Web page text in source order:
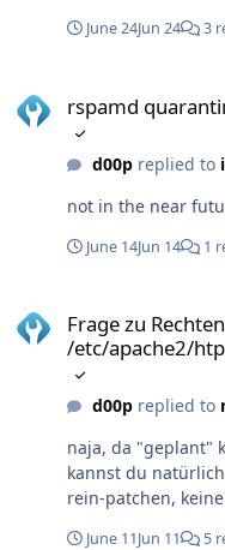
June 24Jun 24 3
rspamd
d00preplied to
not in the near
June 14Jun 14 1
Frage zu
/etc/apache2/
d00preplied to
naja, da "geplant"
kannst du
rein-patchen,
June 11Jun 11 5